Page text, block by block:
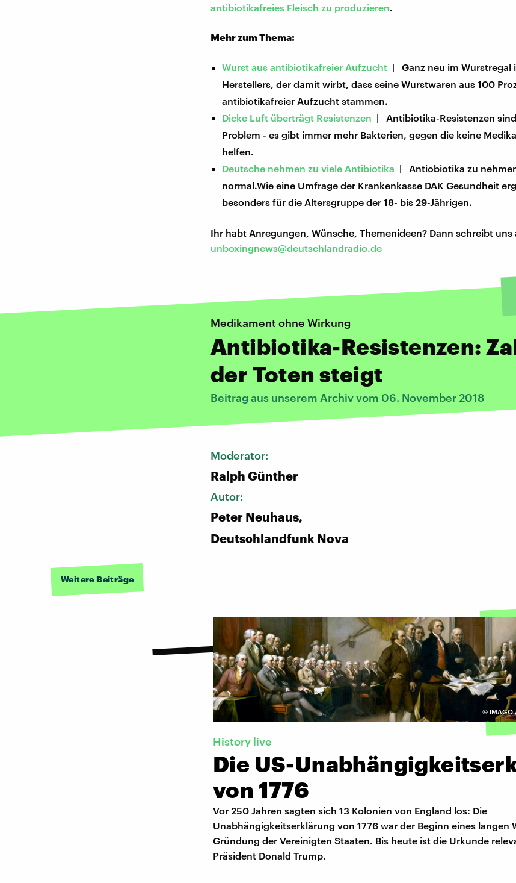
antibiotikafreies Fleisch zu produzieren.
Mehr zum Thema:
Wurst aus antibiotikafreier Aufzucht | Ganz neu im Wurstregal
Herstellers, der damit wirbt, dass seine Wurstwaren aus 100
antibiotikafreier Aufzucht stammen.
Dicke Luft überträgt Resistenzen | Antibiotika-Resistenzen
Problem - es gibt immer mehr Bakterien, gegen die keine
helfen.
Deutsche nehmen zu viele Antibiotika | Antiobiotika zu
normal.Wie eine Umfrage der Krankenkasse DAK Gesundheit
besonders für die Altersgruppe der 18- bis 29-Jährigen.
Ihr habt Anregungen, Wünsche, Themenideen? Dann schreibt uns
unboxingnews@deutschlandradio.de
Medikament ohne Wirkung
Antibiotika-Resistenzen:
der Toten steigt
Beitrag aus unserem Archiv vom 06. November 2018
Moderator:
Ralph Günther
Autor:
Peter Neuhaus,
Deutschlandfunk Nova
Weitere Beiträge
© IMAGO
History live
Die US-
von 1776
Vor 250 Jahren sagten sich 13 Kolonien von England los: Die
Unabhängigkeitserklärung von 1776 war der Beginn eines langen
Gründung der Vereinigten Staaten. Bis heute ist die Urkunde
Präsident Donald Trump.